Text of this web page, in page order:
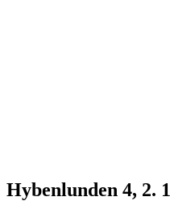
Hybenlunden 4, 2. 1